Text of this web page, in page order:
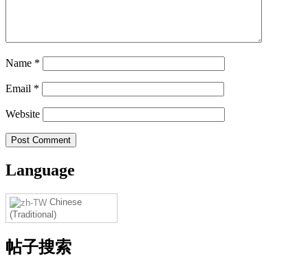
Name *
Email *
Website
Language
Chinese
(Traditional)
帖子搜索